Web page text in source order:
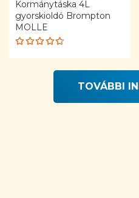
was:
$27.05.
is:
$25.00.
Kormánytáska 4L
gyorskioldó Brompton
MOLLE
Rated
TOVÁBBI